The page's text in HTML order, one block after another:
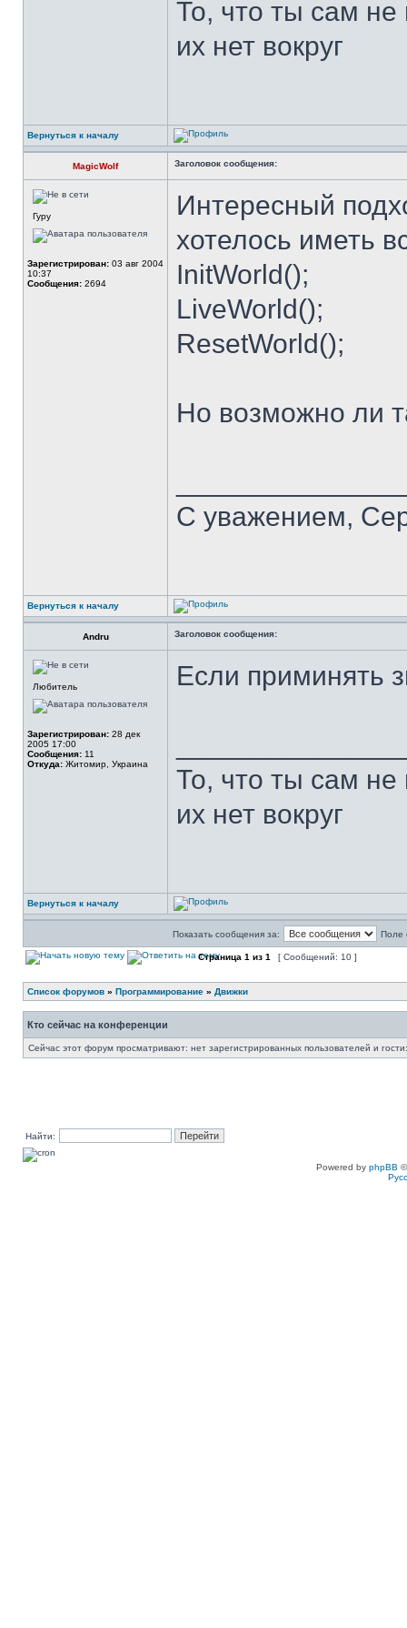
То, что ты сам не
их нет вокруг
Вернуться к началу
MagicWolf Заголовок сообщения:
Гуру
Зарегистрирован: 03 авг 2004
10:37
Сообщения: 2694
Интересный
хотелось иметь
InitWorld();
LiveWorld();
ResetWorld();
Но возможно ли
С уважением,
Вернуться к началу
Andru Заголовок сообщения:
Любитель
Зарегистрирован: 28 дек
2005 17:00
Сообщения: 11
Откуда: Житомир, Украина
Если приминять
То, что ты сам не
их нет вокруг
Вернуться к началу
Показать сообщения за: Поле
Страница 1 из 1 [ Сообщений: 10 ]
Список форумов » Программирование » Движки
Кто сейчас на конференции
Сейчас этот форум просматривают: нет зарегистрированных пользователей и
Найти:
Powered by phpBB